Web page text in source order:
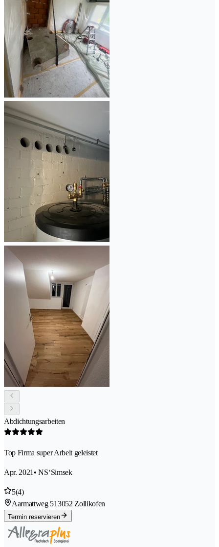
Abdichtungsarbeiten
Top Firma super Arbeit geleistet
Apr. 2021 • NS‘Simsek
5(4)
Aarmattweg 513052 Zollikofen
Termin reservieren